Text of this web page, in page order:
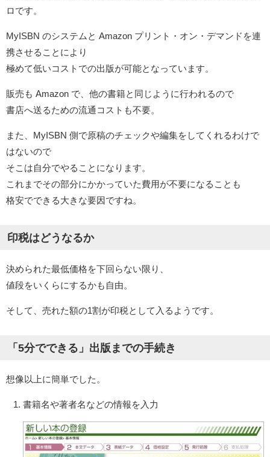
ロです。
MyISBN のシステムと Amazon プリント・オン・デマンドを連
携させることにより
極めて低いコストでの出版が可能となっています。
販売も Amazon で、他の書籍と同じように行われるので
書店へ送るための流通コストも不要。
また、MyISBN 側で原稿のチェックや編集をしてくれるわけで
はないので
そこは自分でやることになります。
これまでその部分にかかっていた費用が不要になることも
格安でできる大きな要因ですね。
印税はどうなるか
決められた最低価格を下回らない限り、
値段をいくらにするかも自由。
そして、売れた額の1割が印税として入るようです。
「5分でできる」出版までの手続き
想像以上に簡単でした。
書籍名や著者名などの情報を入力